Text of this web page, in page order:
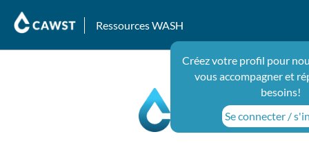
Ressources WASH
Créez votre profil pour
vous accompagner et
besoins!
Se connecter /